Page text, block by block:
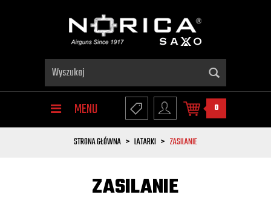
MENU 0
STRONA GŁÓWNA LATARKI ZASILANIE
ZASILANIE